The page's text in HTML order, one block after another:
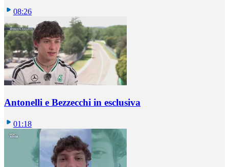
08:26
Antonelli e Bezzecchi in esclusiva
01:18